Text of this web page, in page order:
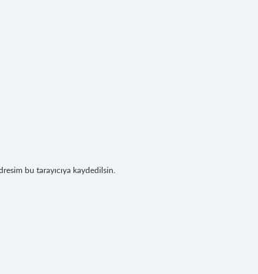
bu tarayıcıya kaydedilsin.